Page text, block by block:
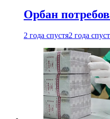
Орбан
2 года спустя2 года